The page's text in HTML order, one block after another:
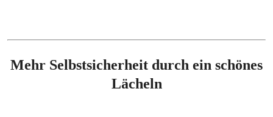
Mehr Selbstsicherheit durch ein schönes
Lächeln